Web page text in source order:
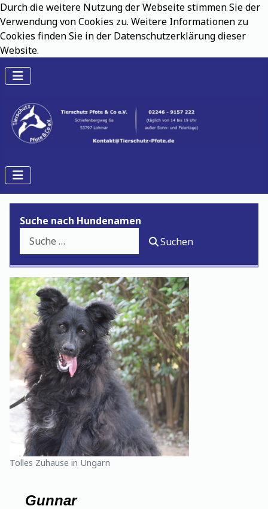
Durch die weitere Nutzung der Webseite stimmen Sie der
Verwendung von Cookies zu. Weitere Informationen zu
Cookies finden Sie in der Datenschutzerklärung dieser
Website.
Suche nach Hundenamen
Suchen
Tolles Zuhause in Ungarn
Gunnar